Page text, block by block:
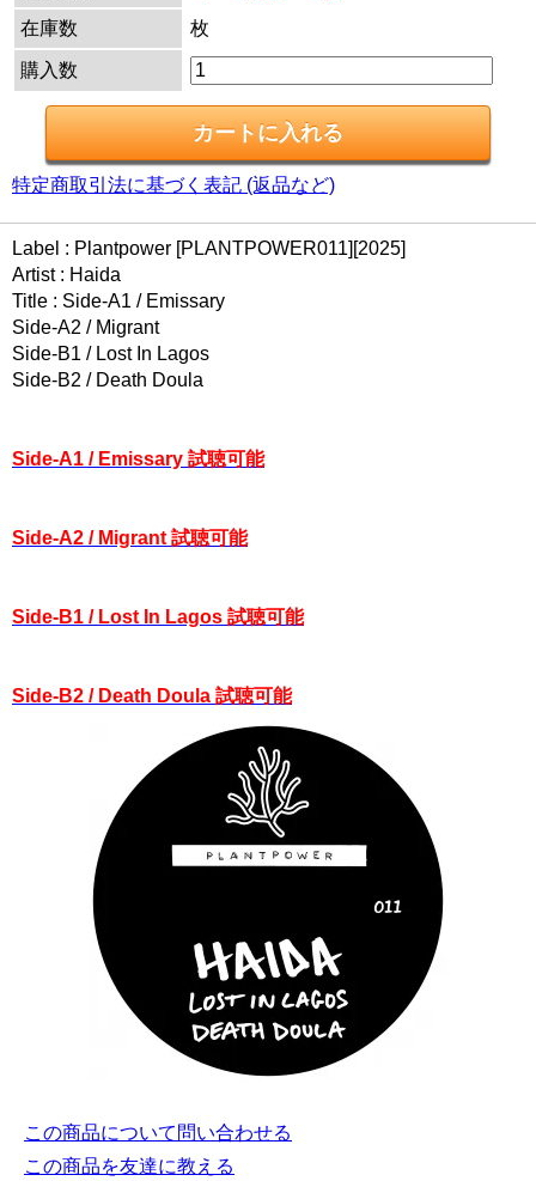
在庫数
枚
購入数
特定商取引法に基づく表記 (返品など)
Label : Plantpower [PLANTPOWER011][2025]
Artist : Haida
Title : Side-A1 / Emissary
Side-A2 / Migrant
Side-B1 / Lost In Lagos
Side-B2 / Death Doula
Side-A1 / Emissary 試聴可能
Side-A2 / Migrant 試聴可能
Side-B1 / Lost In Lagos 試聴可能
Side-B2 / Death Doula 試聴可能
この商品について問い合わせる
この商品を友達に教える